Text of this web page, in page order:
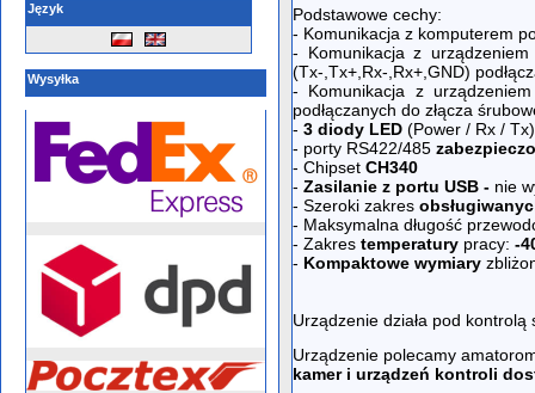
Język
Wysyłka
Podstawowe cechy:
- Komunikacja z komputerem
- Komunikacja z
(Tx-,Tx+,Rx-,Rx+,GND)
- Komunikacja z
podłączanych do złącza
- 3 diody LED (Power / Rx / Tx)
- porty RS422/485
- Chipset CH340
- Zasilanie z portu USB - nie
- Szeroki zakres
- Maksymalna długość
- Zakres temperatury pracy: -
- Kompaktowe wymiary
Urządzenie działa pod
Urządzenie polecamy
kamer i urządzeń kontroli